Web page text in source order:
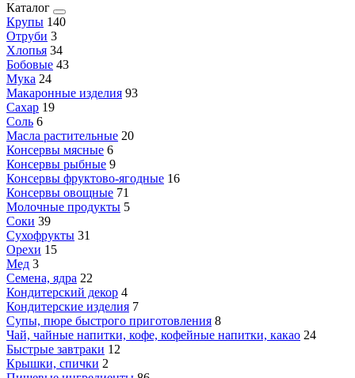
Каталог
Крупы 140
Отруби 3
Хлопья 34
Бобовые 43
Мука 24
Макаронные изделия 93
Сахар 19
Соль 6
Масла растительные 20
Консервы мясные 6
Консервы рыбные 9
Консервы фруктово-ягодные 16
Консервы овощные 71
Молочные продукты 5
Соки 39
Сухофрукты 31
Орехи 15
Мед 3
Семена, ядра 22
Кондитерский декор 4
Кондитерские изделия 7
Супы, пюре быстрого приготовления 8
Чай, чайные напитки, кофе, кофейные напитки, какао 24
Быстрые завтраки 12
Крышки, спички 2